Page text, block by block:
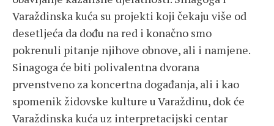
Varaždinska kuća su projekti koji čekaju više od
desetljeća da dođu na red i konačno smo
pokrenuli pitanje njihove obnove, ali i namjene.
Sinagoga će biti polivalentna dvorana
prvenstveno za koncertna događanja, ali i kao
spomenik židovske kulture u Varaždinu, dok će
Varaždinska kuća uz interpretacijski centar